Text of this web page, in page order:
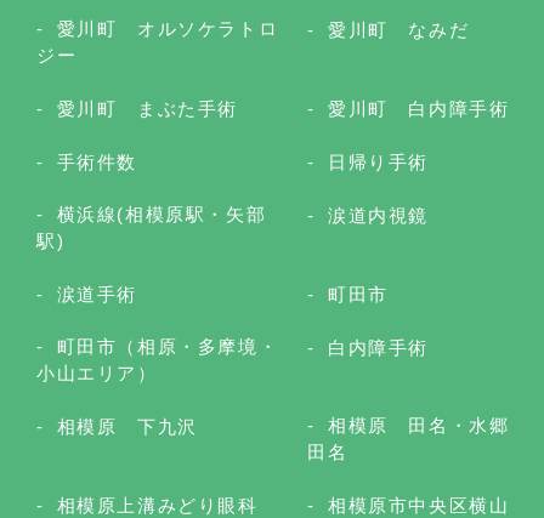
愛川町 オルソケラトロ
ジー
愛川町 なみだ
愛川町 まぶた手術 愛川町 白内障手術
手術件数 日帰り手術
横浜線(相模原駅・矢部
駅)
涙道内視鏡
涙道手術 町田市
町田市（相原・多摩境・
小山エリア）
白内障手術
相模原 下九沢
相模原 田名・水郷
田名
相模原上溝みどり眼科 相模原市中央区横山